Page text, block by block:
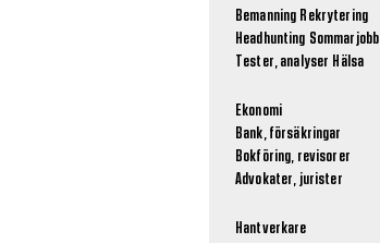
Bemanning Rekrytering
Headhunting Sommarjobb
Tester, analyser Hälsa
Ekonomi
Bank, försäkringar
Bokföring, revisorer
Advokater, jurister
Hantverkare